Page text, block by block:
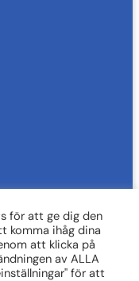
kunna fortsätta
för att ge dig den
komma ihåg dina
att klicka på
av ALLA
för att